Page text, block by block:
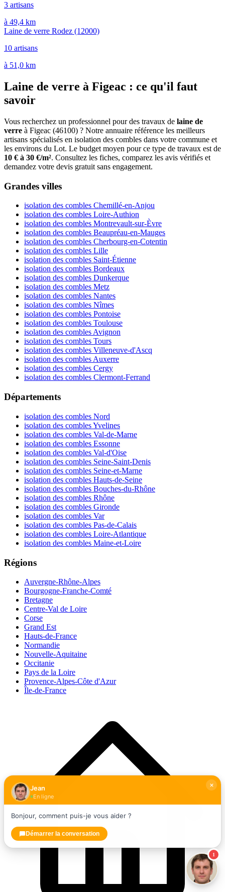
3 artisans
à 49,4 km
Laine de verre Rodez (12000)
10 artisans
à 51,0 km
Laine de verre à Figeac : ce qu'il faut
savoir
Vous recherchez un professionnel pour des travaux de laine de
verre à Figeac (46100) ? Notre annuaire référence les meilleurs
artisans spécialisés en isolation des combles dans votre commune et
les environs du Lot. Le budget moyen pour ce type de travaux est de
10 € à 30 €/m². Consultez les fiches, comparez les avis vérifiés et
demandez votre devis gratuit sans engagement.
Grandes villes
isolation des combles Chemillé-en-Anjou
isolation des combles Loire-Authion
isolation des combles Montrevault-sur-Èvre
isolation des combles Beaupréau-en-Mauges
isolation des combles Cherbourg-en-Cotentin
isolation des combles Lille
isolation des combles Saint-Étienne
isolation des combles Bordeaux
isolation des combles Dunkerque
isolation des combles Metz
isolation des combles Nantes
isolation des combles Nîmes
isolation des combles Pontoise
isolation des combles Toulouse
isolation des combles Avignon
isolation des combles Tours
isolation des combles Villeneuve-d'Ascq
isolation des combles Auxerre
isolation des combles Cergy
isolation des combles Clermont-Ferrand
Départements
isolation des combles Nord
isolation des combles Yvelines
isolation des combles Val-de-Marne
isolation des combles Essonne
isolation des combles Val-d'Oise
isolation des combles Seine-Saint-Denis
isolation des combles Seine-et-Marne
isolation des combles Hauts-de-Seine
isolation des combles Bouches-du-Rhône
isolation des combles Rhône
isolation des combles Gironde
isolation des combles Var
isolation des combles Pas-de-Calais
isolation des combles Loire-Atlantique
isolation des combles Maine-et-Loire
Régions
Auvergne-Rhône-Alpes
Bourgogne-Franche-Comté
Bretagne
Centre-Val de Loire
Corse
Grand Est
Hauts-de-France
Normandie
Nouvelle-Aquitaine
Occitanie
Pays de la Loire
Provence-Alpes-Côte d'Azur
Île-de-France
1
Jean
En ligne
Bonjour, comment puis-je vous aider ?
Démarrer la conversation